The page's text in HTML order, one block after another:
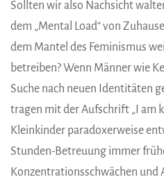
Sollten wir also Nachsicht
dem „Mental Load“ von
dem Mantel des Feminismus
betreiben? Wenn Männer wie
Suche nach neuen Identitäten
tragen mit der Aufschrift „I am
Kleinkinder paradoxerweise
Stunden-Betreuung immer
Konzentrationsschwächen und